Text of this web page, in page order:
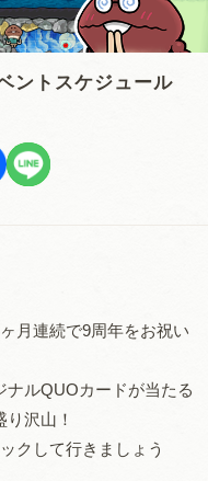
ントスケジュール
月連続で9周年をお祝い
ルQUOカードが当たる
沢山！
クして行きましょう